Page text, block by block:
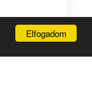
Elfogadom